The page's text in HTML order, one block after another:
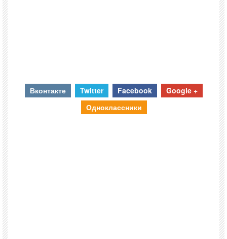
Вконтакте Twitter Facebook
Google +
Одноклассники